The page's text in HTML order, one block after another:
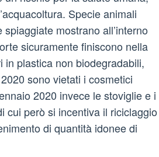
Specie animali
mostrano all’interno
sicuramente finiscono nella
plastica non biodegradabili,
sono vietati i cosmetici
2020 invece le stoviglie e i
cui però si incentiva il riciclaggio
di quantità idonee di